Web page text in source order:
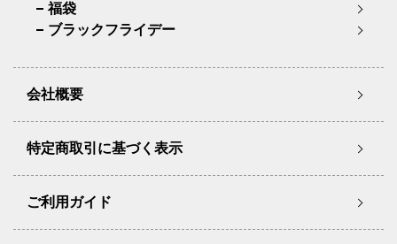
福袋
ブラックフライデー
会社概要
特定商取引に基づく表示
ご利用ガイド